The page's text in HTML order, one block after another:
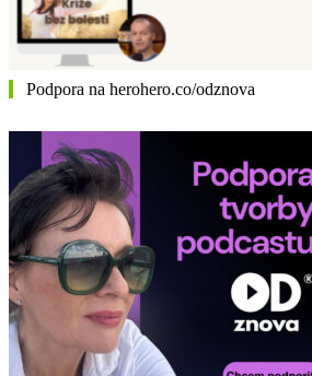
Podpora na herohero.co/odznova